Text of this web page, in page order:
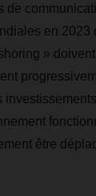
de
en 2023
»
être